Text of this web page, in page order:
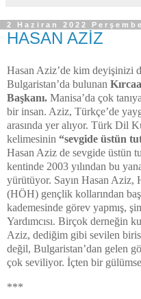
2 Haziran 2022 Perşembe
HASAN AZİZ
Hasan Aziz’de kim deyişinizi
Bulgaristan’da bulunan
Başkanı. Manisa’da çok
bir insan. Aziz, Türkçe’de
arasında yer alıyor. Türk Dil
kelimesinin “sevgide üstün
Hasan Aziz de sevgide üstün
kentinde 2003 yılından bu
yürütüyor. Sayın Hasan Aziz,
(HÖH) gençlik kollarından
kademesinde görev yapmış,
Yardımcısı. Birçok derneğin
Aziz, dediğim gibi sevilen
değil, Bulgaristan’dan gelen
çok seviliyor. İçten bir
***